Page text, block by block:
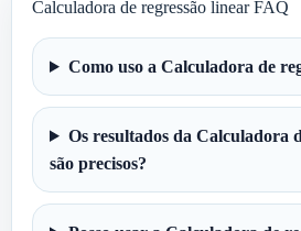
Calculadora de regressão linear FAQ
Como uso a Calculadora de
Os resultados da Calculadora
são precisos?